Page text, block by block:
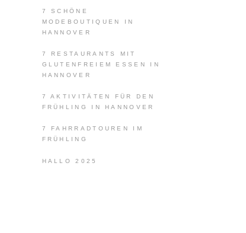
7 SCHÖNE
MODEBOUTIQUEN IN
HANNOVER
7 RESTAURANTS MIT
GLUTENFREIEM ESSEN IN
HANNOVER
7 AKTIVITÄTEN FÜR DEN
FRÜHLING IN HANNOVER
7 FAHRRADTOUREN IM
FRÜHLING
HALLO 2025